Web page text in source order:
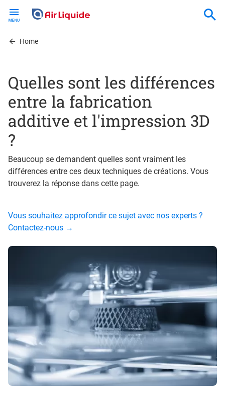
contentHome
Quelles sont les différences
entre la fabrication
additive et l'impression 3D
?
Beaucoup se demandent quelles sont vraiment les
différences entre ces deux techniques de créations. Vous
trouverez la réponse dans cette page.
Vous souhaitez approfondir ce sujet avec nos experts ?
Contactez-nous →